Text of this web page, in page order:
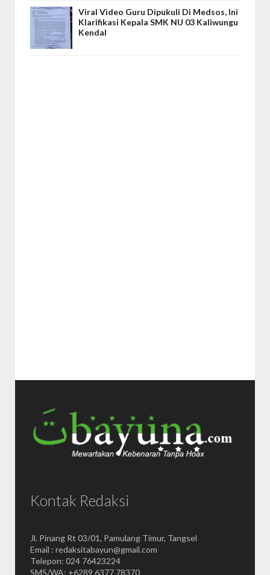
Viral Video Guru Dipukuli Di Medsos, Ini
Klarifikasi Kepala SMK NU 03 Kaliwungu
Kendal
Kontak Redaksi
Jl. Pinang Rt 03/01, Pamulang Timur, Tangsel
Email : redaksitabayun@gmail.com
Telepon: 024 76423224
SMS/WA: +6289 6377 78370